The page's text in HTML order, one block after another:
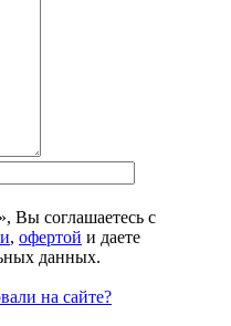
Вы соглашаетесь с
, офертой и даете
данных.
на сайте?